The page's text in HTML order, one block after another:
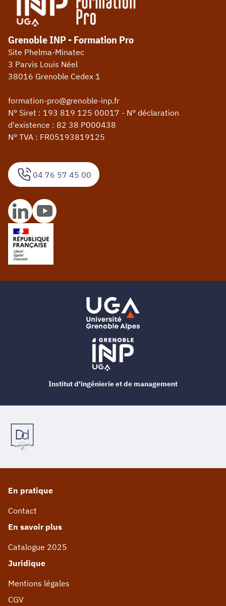
04 76 57 45 00
Grenoble INP - Formation Pro
Site Phelma-Minatec
3 Parvis Louis Néel
38016 Grenoble Cedex 1
formation-pro@grenoble-inp.fr
N° Siret : 193 819 125 00017 - N° déclaration
d'existence : 82 38 P000438
N° TVA : FR05193819125
En pratique
Contact
En savoir plus
Catalogue 2025
Juridique
Mentions légales
CGV
Institut d'ingénierie et de management